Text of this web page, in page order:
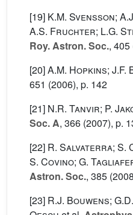
[19] K.M. Svensson;
A.S. Fruchter; L.G.
Roy. Astron. Soc., 405
[20]A.M. Hopkins; J.F.
651 (2006), p. 142
[21] N.R. Tanvir; P.
Soc. A, 366 (2007), p.
[22] R. Salvaterra; S.
S. Covino; G.
Astron. Soc., 385
[23] R.J. Bouwens;